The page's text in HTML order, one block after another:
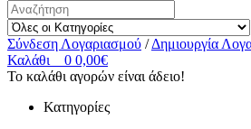
Σύνδεση Λογαριασμού / Δημιουργία
Καλάθι
0 0,00€
Το καλάθι αγορών είναι άδειο!
Κατηγορίες